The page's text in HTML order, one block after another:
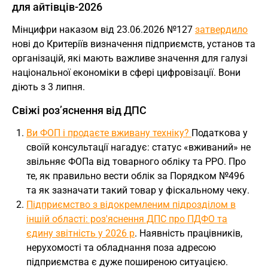
для айтівців-2026
Мінцифри наказом від 23.06.2026 №127 затвердило
нові до Критеріїв визначення підприємств, установ та
організацій, які мають важливе значення для галузі
національної економіки в сфері цифровізації. Вони
діють з 3 липня.
Свіжі розʼяснення від ДПС
Ви ФОП і продаєте вживану техніку? Податкова у
своїй консультації нагадує: статус «вживаний» не
звільняє ФОПа від товарного обліку та РРО. Про
те, як правильно вести облік за Порядком №496
та як зазначати такий товар у фіскальному чеку.
Підприємство з відокремленим підрозділом в
іншій області: роз'яснення ДПС про ПДФО та
єдину звітність у 2026 р. Наявність працівників,
нерухомості та обладнання поза адресою
підприємства є дуже поширеною ситуацією.